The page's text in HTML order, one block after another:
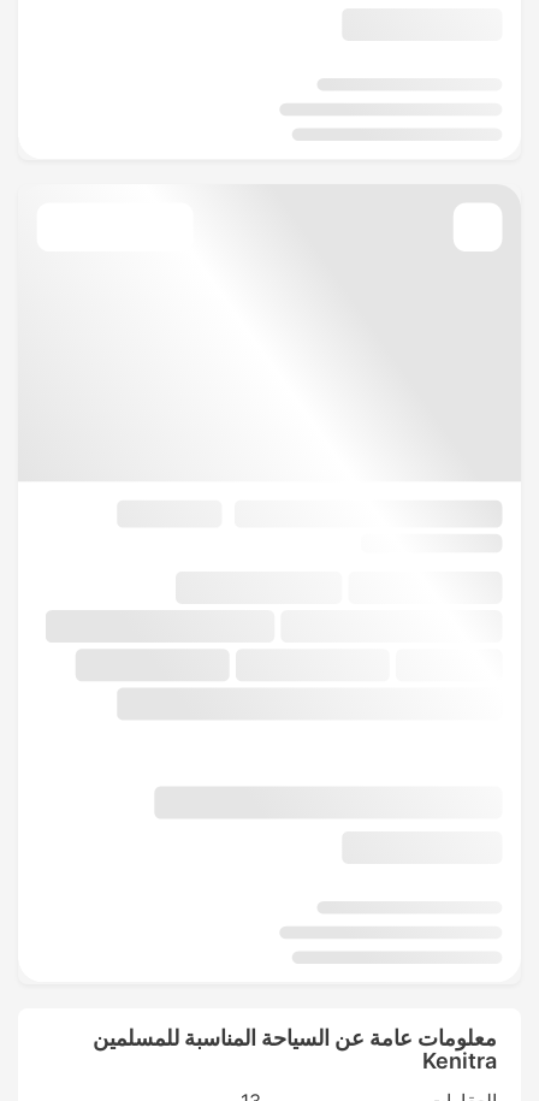
معلومات عامة عن السياحة المناسبة للمسلمين
Kenitra